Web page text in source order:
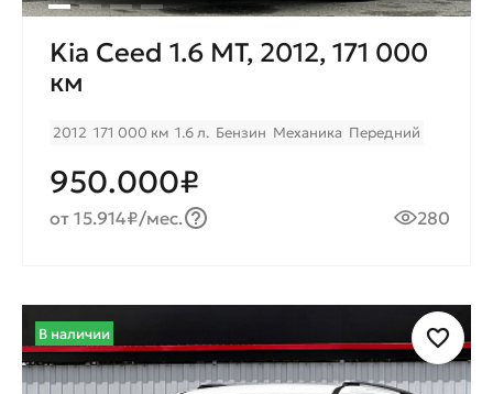
Kia Ceed 1.6 MT, 2012, 171 000
км
2012 171 000 км 1.6 л. Бензин Механика Передний
950.000₽
от 15.914₽/мес. 280
В наличии